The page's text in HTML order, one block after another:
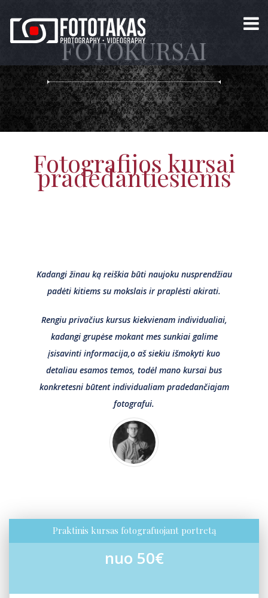
FOTOKURSAI
Fotografijos kursai
pradedantiesiems
Kadangi žinau ką reiškia būti naujoku nusprendžiau
padėti kitiems su mokslais ir praplėsti akirati.
Rengiu privačius kursus kiekvienam individualiai,
kadangi grupėse mokant mes sunkiai galime
įsisavinti informacija,o aš siekiu išmokyti kuo
detaliau esamos temos, todėl mano kursai bus
konkretesni būtent individualiam pradedančiajam
fotografui.
Praktinis kursas fotografuojant portretą
nuo 50€